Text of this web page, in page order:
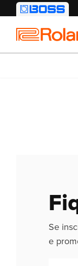
Roland
Se
e